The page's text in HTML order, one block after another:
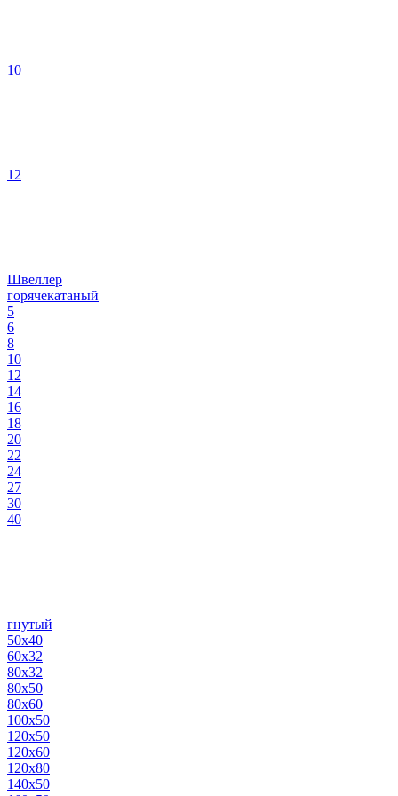
10
12
Швеллер
горячекатаный
5
6
8
10
12
14
16
18
20
22
24
27
30
40
гнутый
50х40
60х32
80х32
80х50
80х60
100х50
120х50
120х60
120х80
140х50